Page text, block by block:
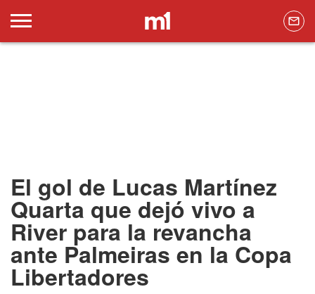
El gol de Lucas Martínez
Quarta que dejó vivo a
River para la revancha
ante Palmeiras en la Copa
Libertadores